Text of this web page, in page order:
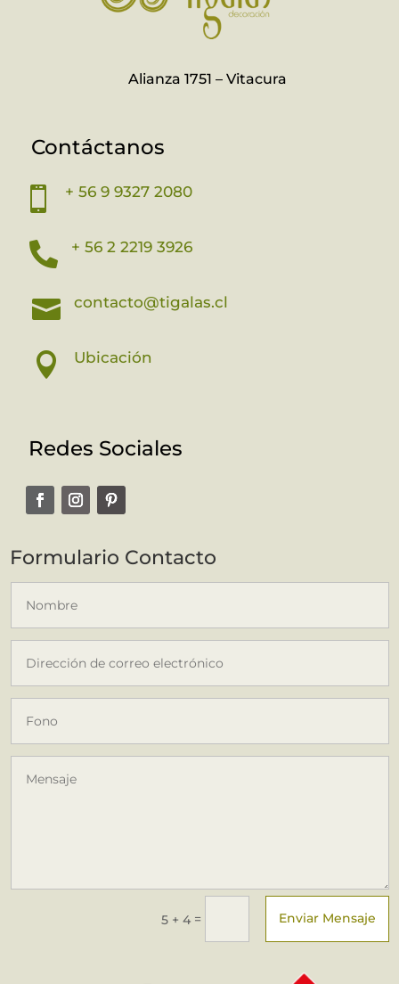
Alianza 1751 – Vitacura
Contáctanos
 + 56 9 9327 2080
 + 56 2 2219 3926
 contacto@tigalas.cl
 Ubicación
Redes Sociales
Formulario Contacto
5 + 4= Enviar Mensaje